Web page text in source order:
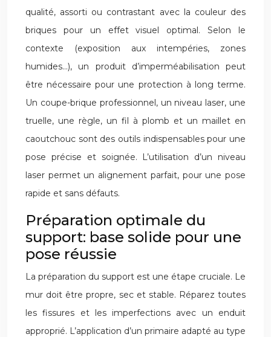
qualité, assorti ou contrastant avec la couleur des
briques pour un effet visuel optimal. Selon le
contexte (exposition aux intempéries, zones
humides…), un produit d’imperméabilisation peut
être nécessaire pour une protection à long terme.
Un coupe-brique professionnel, un niveau laser, une
truelle, une règle, un fil à plomb et un maillet en
caoutchouc sont des outils indispensables pour une
pose précise et soignée. L’utilisation d’un niveau
laser permet un alignement parfait, pour une pose
rapide et sans défauts.
Préparation optimale du
support: base solide pour une
pose réussie
La préparation du support est une étape cruciale. Le
mur doit être propre, sec et stable. Réparez toutes
les fissures et les imperfections avec un enduit
approprié. L’application d’un primaire adapté au type